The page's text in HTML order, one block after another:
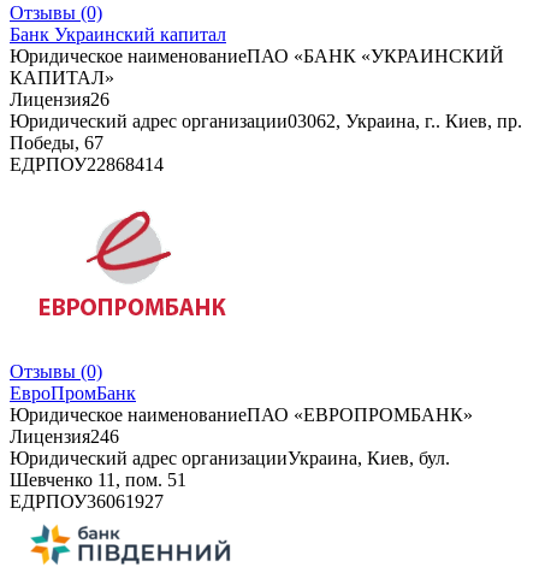
Отзывы (0)
Банк Украинский капитал
Юридическое наименованиеПАО «БАНК «УКРАИНСКИЙ
КАПИТАЛ»
Лицензия26
Юридический адрес организации03062, Украина, г.. Киев, пр.
Победы, 67
ЕДРПОУ22868414
Отзывы (0)
ЕвроПромБанк
Юридическое наименованиеПАО «ЕВРОПРОМБАНК»
Лицензия246
Юридический адрес организацииУкраина, Киев, бул.
Шевченко 11, пом. 51
ЕДРПОУ36061927